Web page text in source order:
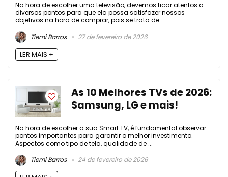
Na hora de escolher uma televisão, devemos ficar atentos a
diversos pontos para que ela possa satisfazer nossos
objetivos na hora de comprar, pois se trata de ...
Tiemi Barros
27 de fevereiro de 2026
LER MAIS +
As 10 Melhores TVs de 2026:
Samsung, LG e mais!
Na hora de escolher a sua Smart TV, é fundamental observar
pontos importantes para garantir o melhor investimento.
Aspectos como tipo de tela, qualidade de ...
Tiemi Barros
24 de fevereiro de 2026